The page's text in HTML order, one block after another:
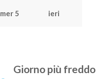
mer 5 ieri
Giorno più freddo